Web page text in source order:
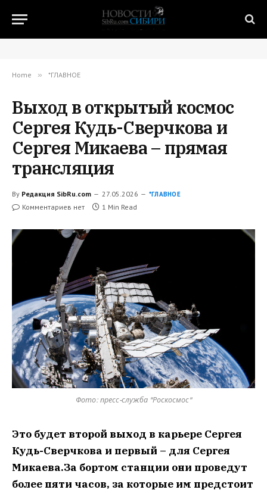
Home » *ГЛАВНОЕ
Выход в открытый космос
Сергея Кудь-Сверчкова и
Сергея Микаева – прямая
трансляция
By Редакция SibRu.com 27.05.2026 *ГЛАВНОЕ
Комментариев нет 1 Min Read
Фото: пресс-служба "Роскосмос"
Это будет второй выход в карьере Сергея
Кудь-Сверчкова и первый – для Сергея
Микаева.За бортом станции они проведут
более пяти часов, за которые им предстоит